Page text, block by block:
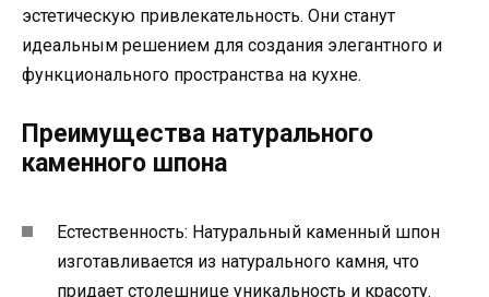
эстетическую привлекательность. Они станут
идеальным решением для создания элегантного и
функционального пространства на кухне.
Преимущества натурального
каменного шпона
Естественность: Натуральный каменный шпон
изготавливается из натурального камня, что
придает столешнице уникальность и красоту.